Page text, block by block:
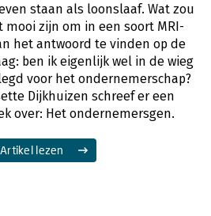
staan als loonslaaf. Wat zou
mooi zijn om in een soort MRI-
het antwoord te vinden op de
ben ik eigenlijk wel in de wieg
voor het ondernemerschap?
Dijkhuizen schreef er een
over: Het ondernemersgen.
Artikel lezen